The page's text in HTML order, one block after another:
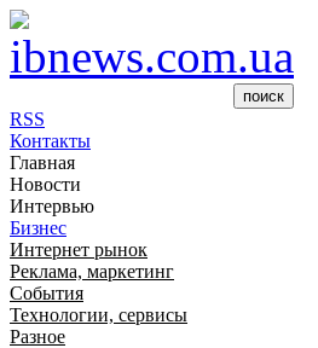
RSS
Контакты
Главная
Новости
Интервью
Бизнес
Интернет рынок
Реклама, маркетинг
События
Технологии, сервисы
Разное